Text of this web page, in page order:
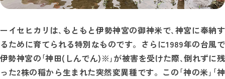
ー イセヒカリは､もともと伊勢神宮の御神米で､神宮に奉納す
るために育てられる特別なものです。さらに1989年の台風で
伊勢神宮の｢神田(しんでん)※｣が被害を受けた際､倒れずに残
った2株の稲から生まれた突然変異種です。この｢神の米｣｢神